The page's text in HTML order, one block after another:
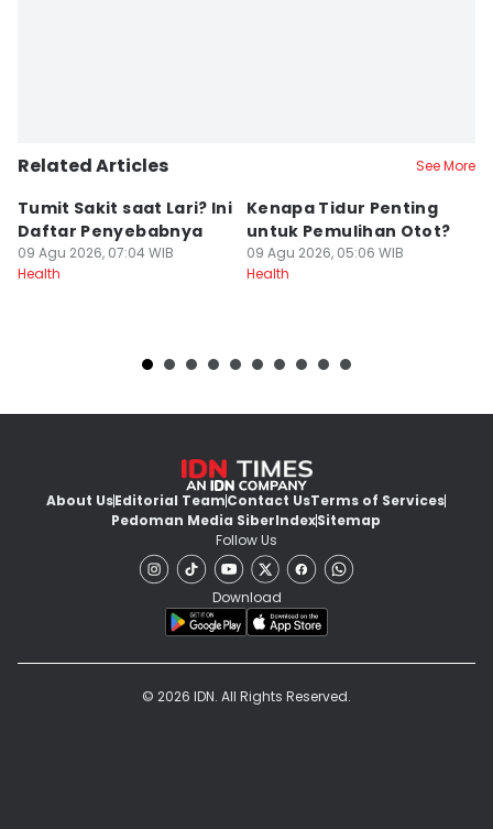
Related Articles See More
Tumit Sakit saat Lari? Ini
Daftar Penyebabnya
09 Agu 2026, 07:04 WIB
Health
Kenapa Tidur Penting
untuk Pemulihan Otot?
09 Agu 2026, 05:06 WIB
Health
About UsEditorial TeamContact UsTerms of Services
Pedoman Media SiberIndexSitemap
Follow Us
Download
© 2026 IDN. All Rights Reserved.